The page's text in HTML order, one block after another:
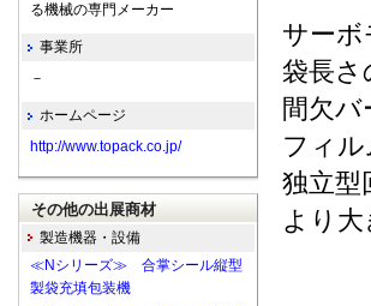
サーボ
袋長さ
間欠バ
フィ
独立型
より
る機械の専門メーカー
事業所
－
ホームページ
http://www.topack.co.jp/
その他の出展商材
製造機器・設備
≪Nシリーズ≫ 合掌シール縦型
製袋充填包装機